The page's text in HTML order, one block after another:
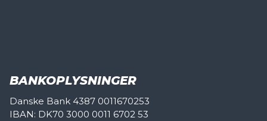
BANKOPLYSNINGER
Danske Bank 4387 0011670253
IBAN: DK70 3000 0011 6702 53